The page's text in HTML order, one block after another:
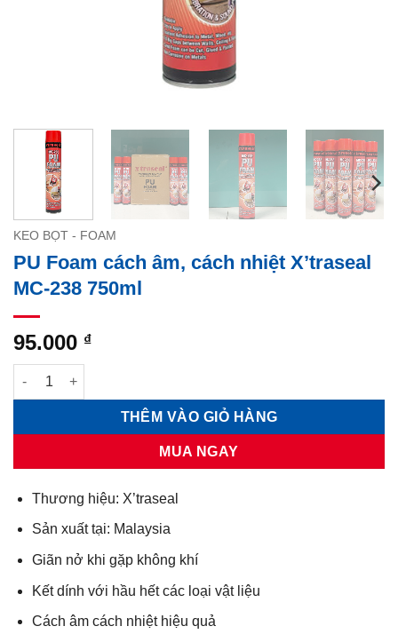
KEO BỌT - FOAM
PU Foam cách âm, cách nhiệt X’traseal
MC-238 750ml
95.000 ₫
PU Foam cách âm, cách nhiệt X'traseal MC-238 750ml số lượng
THÊM VÀO GIỎ HÀNG
MUA NGAY
Thương hiệu: X’traseal
Sản xuất tại: Malaysia
Giãn nở khi gặp không khí
Kết dính với hầu hết các loại vật liệu
Cách âm cách nhiệt hiệu quả